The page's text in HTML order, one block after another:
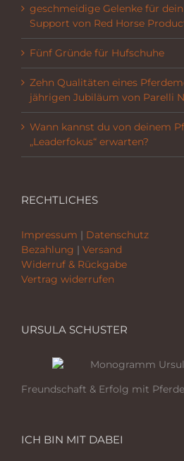
geschmeidige Gelenke für
Support von Red Horse
Fünf Gründe für Hufschuhe
Zehn Qualitäten eines
jährigen Jubiläum von Parelli
Wann kannst du von deinem
„Leaderfokus“ erwarten?
RECHTLICHES
Impressum | Datenschutz
Bezahlung | Versand
Widerruf & Rückgabe
Vertrag widerrufen
URSULA SCHUSTER
Freundschaft & Erfolg mit
ICH BIN MIT DABEI